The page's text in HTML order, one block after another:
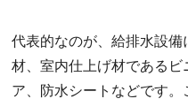
代表的なのが、給排水設
材、室内仕上げ材である
ア、防水シートなどです